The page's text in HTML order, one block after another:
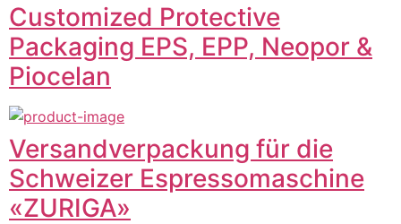
Customized Protective
Packaging EPS, EPP, Neopor &
Piocelan
Versandverpackung für die
Schweizer Espressomaschine
«ZURIGA»